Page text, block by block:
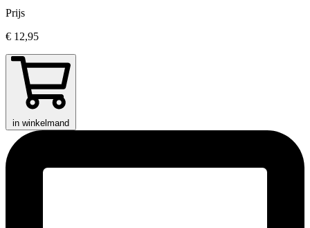
Prijs
€ 12,95
in winkelmand